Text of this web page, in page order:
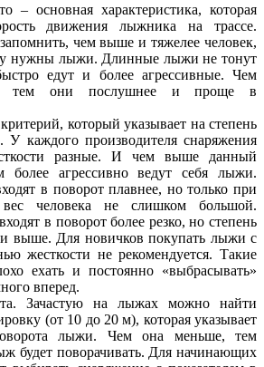
– основная характеристика, которая
движения лыжника на трассе.
чем выше и тяжелее человек,
нужны лыжи. Длинные лыжи не тонут
едут и более агрессивные. Чем
тем они послушнее и проще в
который указывает на степень
У каждого производителя снаряжения
разные. И чем выше данный
более агрессивно ведут себя лыжи.
в поворот плавнее, но только при
человека не слишком большой.
в поворот более резко, но степень
выше. Для новичков покупать лыжи с
жесткости не рекомендуется. Такие
ехать и постоянно «выбрасывать»
вперед.
Зачастую на лыжах можно найти
(от 10 до 20 м), которая указывает
лыжи. Чем она меньше, тем
будет поворачивать. Для начинающих